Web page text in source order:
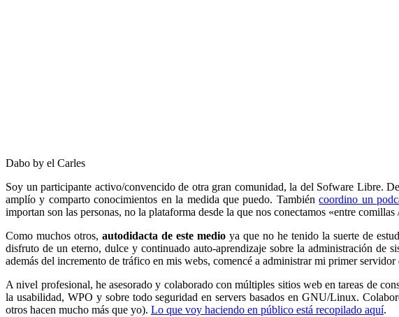
Dabo by el Carles
Soy un participante activo/convencido de otra gran comunidad, la del Sofware Libre.
amplío y comparto conocimientos en la medida que puedo. Tambiéncoordino un
importan son las personas, no la plataforma desde la que nos conectamos «entre comillas
Como muchos otros, autodidacta de este medio ya que no he tenido la suerte de
disfruto de un eterno, dulce y continuado auto-aprendizaje sobre la administración
además del incremento de tráfico en mis webs, comencé a administrar mi primer servidor
A nivel profesional, he asesorado y colaborado con múltiples sitios web en tareas de
la usabilidad, WPO y sobre todo seguridad en servers basados en GNU/Linux.
otros hacen mucho más que yo). Lo que voy haciendo en público está recopilado aquí.